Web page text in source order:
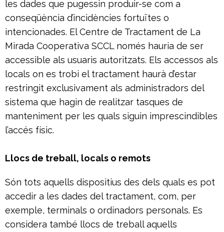
les dades que pugessin produir-se com a
conseqüència d’incidències fortuïtes o
intencionades. El Centre de Tractament de La
Mirada Cooperativa SCCL només hauria de ser
accessible als usuaris autoritzats. Els accessos als
locals on es trobi el tractament haurà d’estar
restringit exclusivament als administradors del
sistema que hagin de realitzar tasques de
manteniment per les quals siguin imprescindibles
l’accés físic.
Llocs de treball, locals o remots
Són tots aquells dispositius des dels quals es pot
accedir a les dades del tractament, com, per
exemple, terminals o ordinadors personals. Es
considera també llocs de treball aquells